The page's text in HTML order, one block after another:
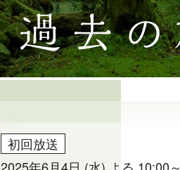
初回放送
2025年6月4日 (水) よる 10:00～